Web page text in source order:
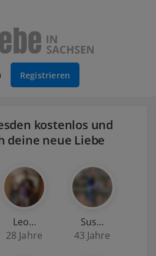
Registrieren
kostenlos und
deine neue Liebe
Leo…
28 Jahre
Sus…
43 Jahre